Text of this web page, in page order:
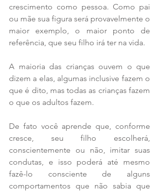
crescimento como pessoa. Como pai
ou mãe sua figura será provavelmente o
maior exemplo, o maior ponto de
referência, que seu filho irá ter na vida.
A maioria das crianças ouvem o que
dizem a elas, algumas inclusive fazem o
que é dito, mas todas as crianças fazem
o que os adultos fazem.
De fato você aprende que, conforme
cresce, seu filho escolherá,
conscientemente ou não, imitar suas
condutas, e isso poderá até mesmo
fazê-lo consciente de alguns
comportamentos que não sabia que